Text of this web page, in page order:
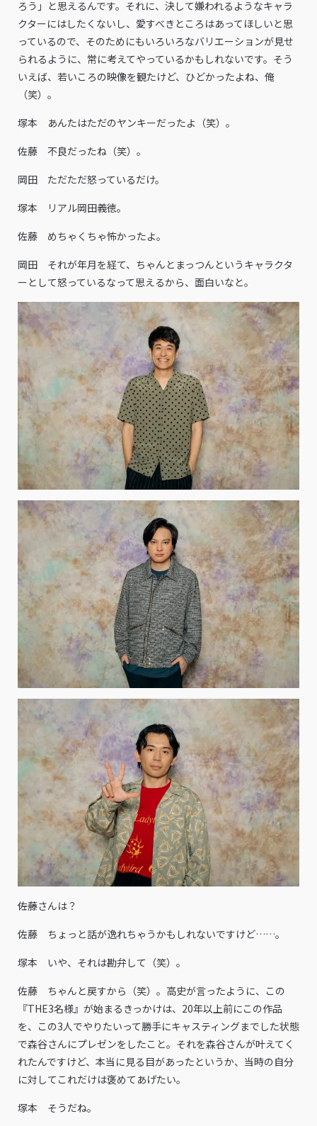
ろう」と思えるんです。それに、決して嫌われるようなキャラ
クターにはしたくないし、愛すべきところはあってほしいと思
っているので、そのためにもいろいろなバリエーションが見せ
られるように、常に考えてやっているかもしれないです。そう
いえば、若いころの映像を観たけど、ひどかったよね、俺
（笑）。
塚本 あんたはただのヤンキーだったよ（笑）。
佐藤 不良だったね（笑）。
岡田 ただただ怒っているだけ。
塚本 リアル岡田義徳。
佐藤 めちゃくちゃ怖かったよ。
岡田 それが年月を経て、ちゃんとまっつんというキャラクタ
ーとして怒っているなって思えるから、面白いなと。
――佐藤さんは？
佐藤 ちょっと話が逸れちゃうかもしれないですけど……。
塚本 いや、それは勘弁して（笑）。
佐藤 ちゃんと戻すから（笑）。高史が言ったように、この
『THE3名様』が始まるきっかけは、20年以上前にこの作品
を、この3人でやりたいって勝手にキャスティングまでした状態
で森谷さんにプレゼンをしたこと。それを森谷さんが叶えてく
れたんですけど、本当に見る目があったというか、当時の自分
に対してこれだけは褒めてあげたい。
塚本 そうだね。